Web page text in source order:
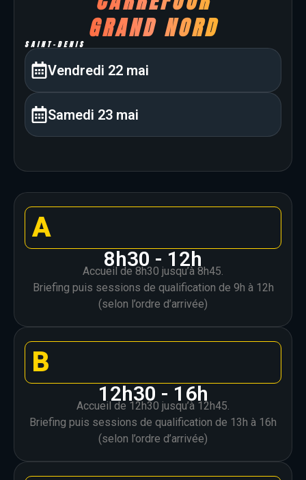
GRAND NORD
SAINT-DENIS
Vendredi 22 mai
Samedi 23 mai
A
8h30 - 12h
Accueil de 8h30 jusqu’à 8h45.
Briefing puis sessions de qualification de 9h à 12h
(selon l’ordre d’arrivée)
B
12h30 - 16h
Accueil de 12h30 jusqu’à 12h45.
Briefing puis sessions de qualification de 13h à 16h
(selon l’ordre d’arrivée)